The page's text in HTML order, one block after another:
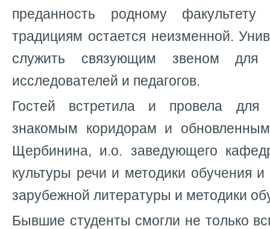
преданность родному
традициям остается неизменной.
служить связующим звеном для
исследователей и педагогов.
Гостей встретила и провела
знакомым коридорам и
Щербинина, и.о. заведующего
культуры речи и методики обучения
зарубежной литературы и методики
Бывшие студенты смогли не только